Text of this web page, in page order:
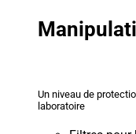
Un niveau de
laboratoire